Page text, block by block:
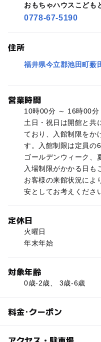
おもちゃハウスこども
0778-67-5190
住所
福井県今立郡池田町薮
営業時間
10時00分 ～ 16時00分
土日・祝日は開館と共
ており、入館制限をか
す。入館制限は定員の
ゴールデンウィーク、
入場制限がかかる日も
お客様の来館状況によ
安としてお考えくださ
定休日
火曜日
年末年始
対象年齢
0歳-2歳、 3歳-6歳
料金･クーポン
子供の料金